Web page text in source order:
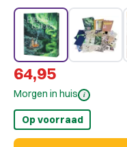
64,95
Morgen in huis i
Op voorraad